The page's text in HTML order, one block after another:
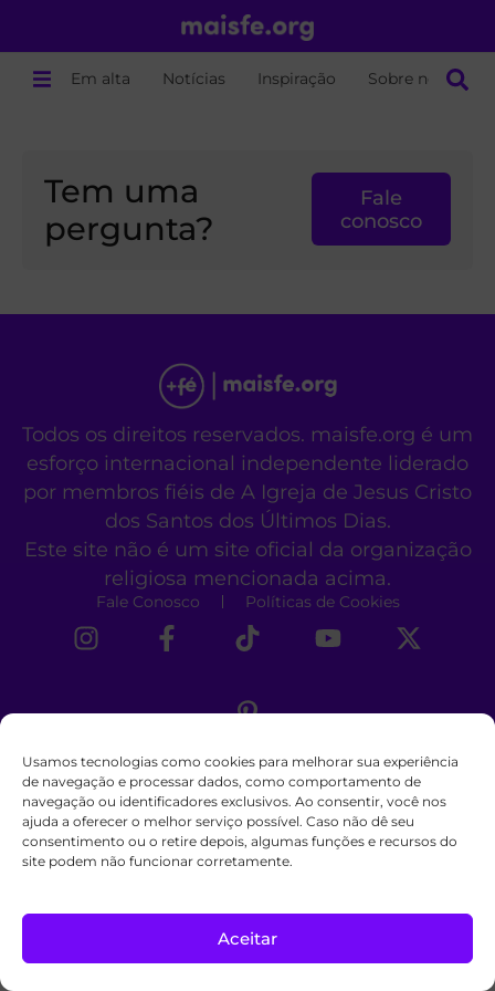
Usamos tecnologias como cookies para melhorar sua experiência
de navegação e processar dados, como comportamento de
navegação ou identificadores exclusivos. Ao consentir, você nos
ajuda a oferecer o melhor serviço possível. Caso não dê seu
consentimento ou o retire depois, algumas funções e recursos do
site podem não funcionar corretamente.
Aceitar
Em alta Notícias Inspiração Sobre nós
Tem uma
pergunta?
Fale
conosco
Todos os direitos reservados. maisfe.org é um
esforço internacional independente liderado
por membros fiéis de A Igreja de Jesus Cristo
dos Santos dos Últimos Dias.
Este site não é um site oficial da organização
religiosa mencionada acima.
Fale Conosco Políticas de Cookies